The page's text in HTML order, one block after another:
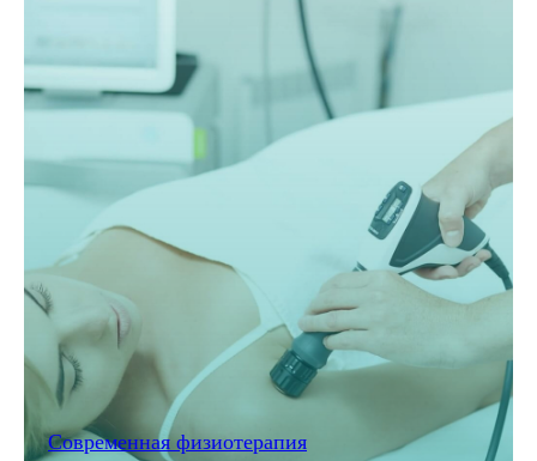
Современная физиотерапия